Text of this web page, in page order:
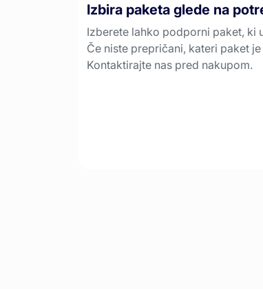
Izbira paketa glede na
Izberete lahko podporni paket, ki
Če niste prepričani, kateri paket
Kontaktirajte nas pred nakupom.